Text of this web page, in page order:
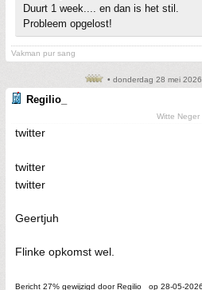
Duurt 1 week.... en dan is het stil.
Probleem opgelost!
Vakman pur sang
• donderdag 28 mei
Regilio_
Witte Neger
twitter
twitter
twitter
Geertjuh
Flinke opkomst wel.
Bericht 27% gewijzigd door Regilio_ op 28-05-